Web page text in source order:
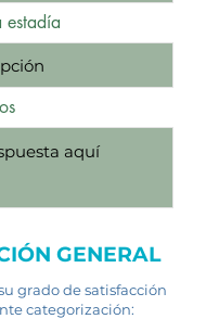
estadía
GENERAL
grado de satisfacción
categorización: